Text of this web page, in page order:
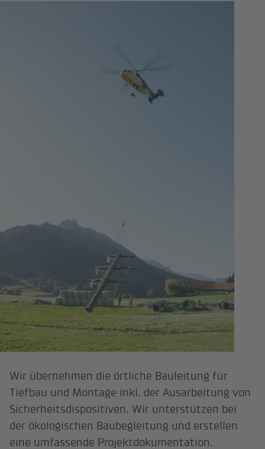
Wir übernehmen die örtliche Bauleitung für
Tiefbau und Montage inkl. der Ausarbeitung von
Sicherheitsdispositiven. Wir unterstützen bei
der ökologischen Baubegleitung und erstellen
eine umfassende Projektdokumentation.